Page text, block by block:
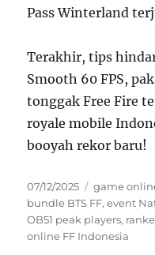
Pass Winterland
Terakhir, tips
Smooth 60 FPS,
tonggak Free Fire
royale mobile
booyah rekor baru!
Posted
on
07/12/2025 Categories
game
bundle BTS FF,event
OB51 peak players,
online FF Indonesia